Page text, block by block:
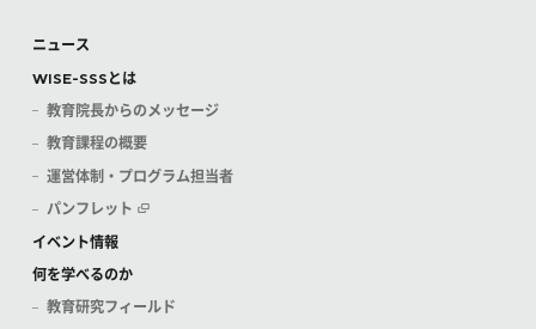
ニュース
WISE-SSSとは
教育院長からのメッセージ
教育課程の概要
運営体制・プログラム担当者
パンフレット
イベント情報
何を学べるのか
教育研究フィールド